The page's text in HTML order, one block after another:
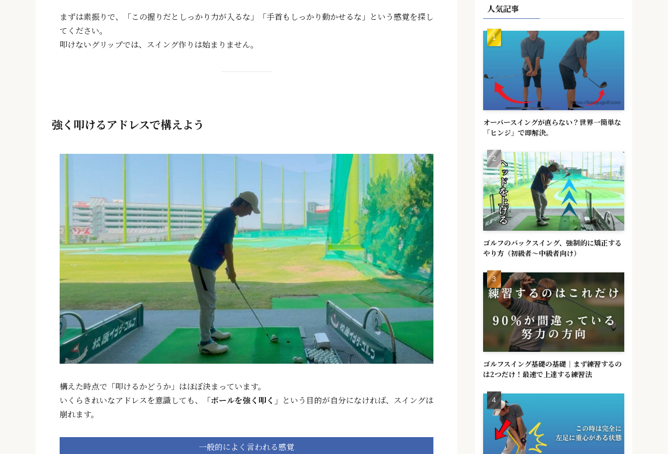
まずは素振りで、「この握りだとしっかり力が入るな」「手首もしっかり動かせるな」という感覚を探し
てください。
叩けないグリップでは、スイング作りは始まりません。
強く叩けるアドレスで構えよう
構えた時点で「叩けるかどうか」はほぼ決まっています。
いくらきれいなアドレスを意識しても、
「ボールを強く叩く」 という目的が自分になければ、スイングは
崩れます。
一般的によく言われる感覚
人気記事
オーバースイングが直らない？世界一簡単な
「ヒンジ」で即解決。
ゴルフのバックスイング、強制的に矯正する
やり方（初級者～中級者向け）
ゴルフスイング基礎の基礎｜まず練習するの
は2つだけ！最速で上達する練習法